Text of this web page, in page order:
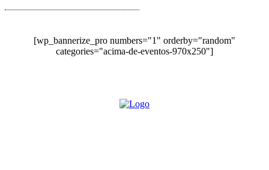
[wp_bannerize_pro numbers="1" orderby="random"
categories="acima-de-eventos-970x250"]